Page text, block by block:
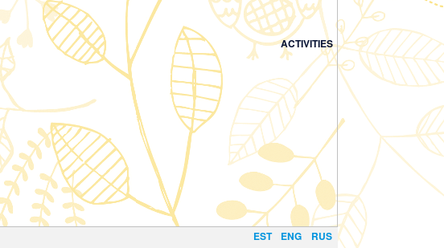
ACTIVITIES
EST ENG RUS